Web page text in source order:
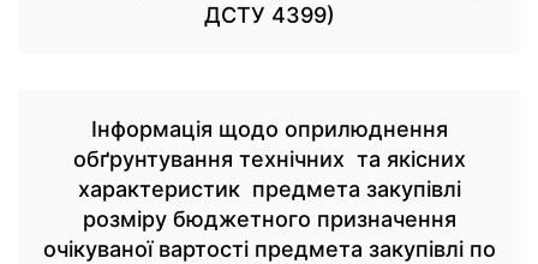
ДСТУ 4399)
Інформація щодо оприлюднення
обґрунтування технічних та якісних
характеристик предмета закупівлі
розміру бюджетного призначення
очікуваної вартості предмета закупівлі по